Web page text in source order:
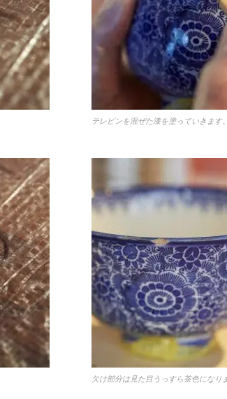
テレピンを混ぜた漆を塗っていきます
欠け部分は見た目うっすら茶色になり